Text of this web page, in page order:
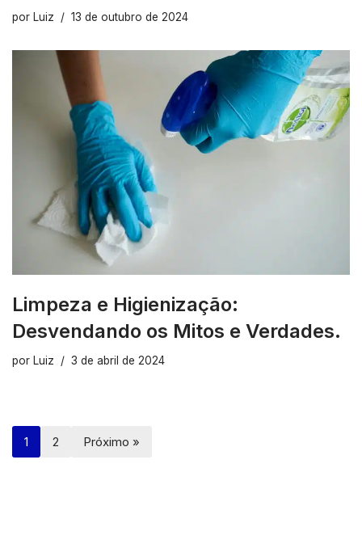
por Luiz 13 de outubro de 2024
Limpeza e Higienização:
Desvendando os Mitos e Verdades.
por Luiz 3 de abril de 2024
1 2 Próximo »